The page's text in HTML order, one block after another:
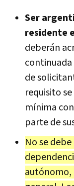
Ser
residente
deberán
continuada
de
requisito
mínima
parte de
No se